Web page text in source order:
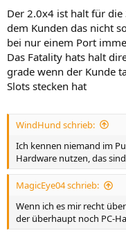
Der 2.0x4 ist halt für die
dem Kunden das nicht
bei nur einem Port
Das Fatality hats halt
grade wenn der Kunde
Slots stecken hat
WindHund schrieb:
Ich kennen niemand im
Hardware nutzen, das
MagicEye04 schrieb:
Wenn ich es mir recht
der überhaupt noch PC-